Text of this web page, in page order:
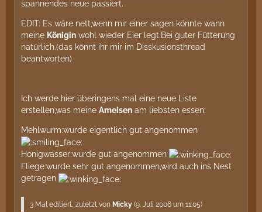
spannendes neue passiert.
EDIT: Es wäre nett,wenn mir einer sagen könnte wann
meine Königin wohl wieder Eier legt.Bei guter Fütterung
natürlich.(das könnt ihr mir im Disskusionsthread
beantworten)
Ich werde hier überingens mal eine neue Liste
erstellen,was meine Ameisen am liebsten essen:
Mehlwurm:wurde eigentlich gut angenommen
Honigwasser:wurde gut angenommen
Fliege:wurde sehr gut angenommen,wird auch ins Nest
getragen
3 Mal editiert, zuletzt von Micky (9. Juli 2006 um 11:05)